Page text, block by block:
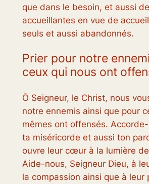
que dans le besoin, et aussi
accueillantes en vue de
seuls et aussi abandonnés.
Prier pour notre
ceux qui nous ont
Ô Seigneur, le Christ, nous
notre ennemis ainsi que pour
mêmes ont offensés.
ta miséricorde et aussi ton
ouvre leur cœur à la lumière
Aide-nous, Seigneur Dieu, à
la compassion ainsi que à leur